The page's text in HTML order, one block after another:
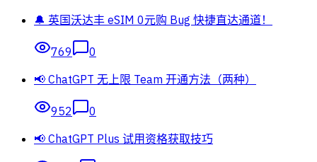
🔔 英国沃达丰 eSIM 0元购 Bug 快捷直达通道！
769
0
📢 ChatGPT 无上限 Team 开通方法（两种）
952
0
📢 ChatGPT Plus 试用资格获取技巧